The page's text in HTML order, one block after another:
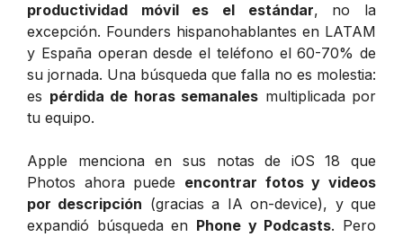
productividad móvil es el estándar, no la
excepción. Founders hispanohablantes en LATAM
y España operan desde el teléfono el 60-70% de
su jornada. Una búsqueda que falla no es molestia:
es pérdida de horas semanales multiplicada por
tu equipo.
Apple menciona en sus notas de iOS 18 que
Photos ahora puede encontrar fotos y videos
por descripción (gracias a IA on-device), y que
expandió búsqueda en Phone y Podcasts. Pero